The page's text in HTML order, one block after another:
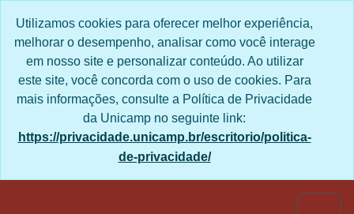
Utilizamos cookies para oferecer melhor experiência,
melhorar o desempenho, analisar como você interage
em nosso site e personalizar conteúdo. Ao utilizar
este site, você concorda com o uso de cookies. Para
mais informações, consulte a Política de Privacidade
da Unicamp no seguinte link:
https://privacidade.unicamp.br/escritorio/politica-
de-privacidade/